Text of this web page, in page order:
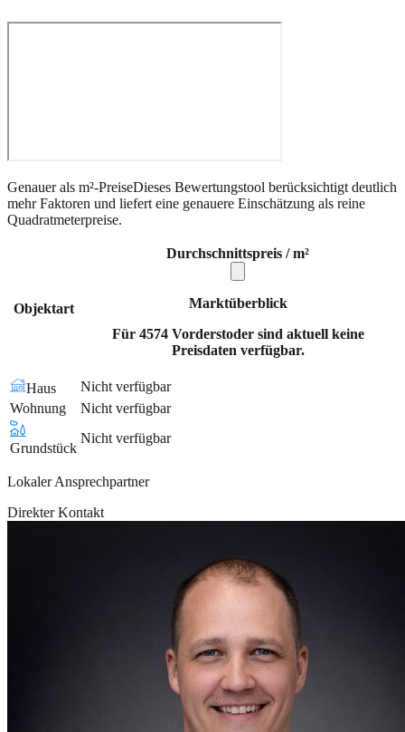
Genauer als m²-PreiseDieses Bewertungstool berücksichtigt deutlich
mehr Faktoren und liefert eine genauere Einschätzung als reine
Quadratmeterpreise.
Objektart
Durchschnittspreis / m²
Marktüberblick
Für 4574 Vorderstoder sind aktuell keine
Preisdaten verfügbar.
Haus
Nicht verfügbar
Wohnung
Nicht verfügbar
Grundstück
Nicht verfügbar
Lokaler Ansprechpartner
Direkter Kontakt